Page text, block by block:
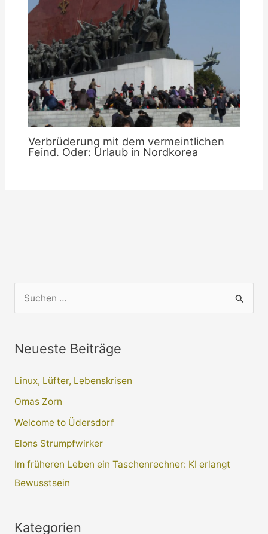
Verbrüderung mit dem vermeintlichen
Feind. Oder: Urlaub in Nordkorea
h
n
n
a
c
h
:
Neueste Beiträge
Linux, Lüfter, Lebenskrisen
Omas Zorn
Welcome to Üdersdorf
Elons Strumpfwirker
Im früheren Leben ein Taschenrechner: KI erlangt
Bewusstsein
Kategorien